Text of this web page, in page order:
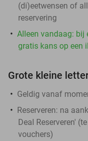
(di)eetwensen of
reservering
Alleen vandaag: bij
gratis kans op een
Grote kleine
Geldig vanaf
Reserveren: na
Deal Reserveren'
vouchers)